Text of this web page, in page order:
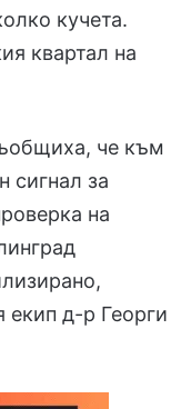
кучета.
квартал на
че към
сигнал за
на
екип д-р Георги